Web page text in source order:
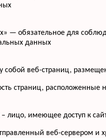
— обязательное для
данных
веб-страниц,
страниц,
– лицо, имеющее доступ к
веб-сервером и